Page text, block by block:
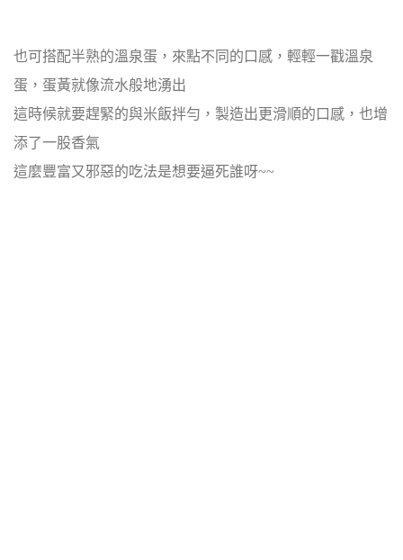
也可搭配半熟的溫泉蛋，來點不同的口感，輕輕一戳溫泉
蛋，蛋黃就像流水般地湧出
這時候就要趕緊的與米飯拌勻，製造出更滑順的口感，也增
添了一股香氣
這麼豐富又邪惡的吃法是想要逼死誰呀~~